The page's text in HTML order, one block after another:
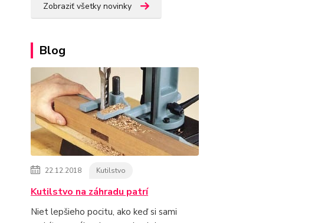
Zobraziť všetky novinky
Blog
22.12.2018 Kutilstvo
Kutilstvo na záhradu patrí
Niet lepšieho pocitu, ako keď si sami